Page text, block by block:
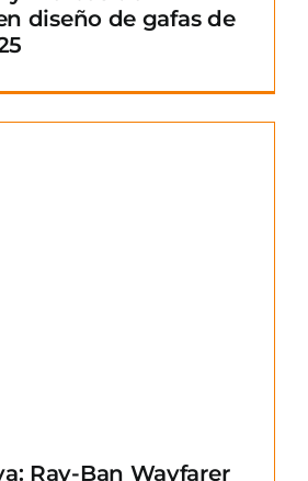
diseño de gafas de
Ray-Ban Wayfarer